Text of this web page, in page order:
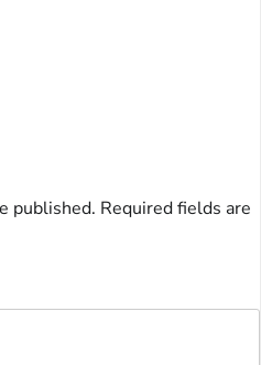
published. Required fields are